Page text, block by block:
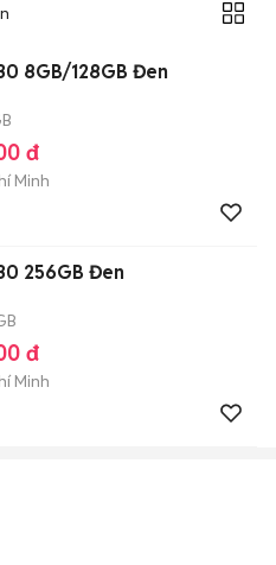
8GB/128GB Đen
đ
Minh
256GB Đen
đ
Minh